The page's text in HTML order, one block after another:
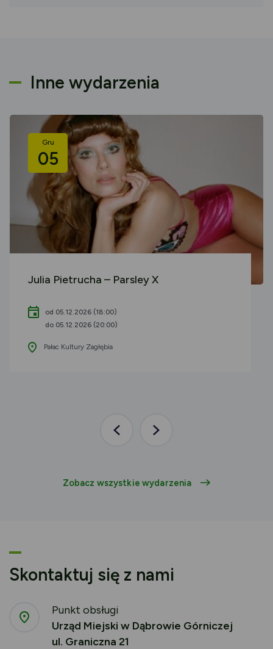
Inne wydarzenia
Gru
05
Julia Pietrucha – Parsley X
od 05.12.2026 (18:00)
do 05.12.2026 (20:00)
Pałac Kultury Zagłębia
PoprzedniaNastępna
Zobacz wszystkie wydarzenia
Skontaktuj się z nami
Punkt obsługi
Urząd Miejski w Dąbrowie Górniczej
ul. Graniczna 21